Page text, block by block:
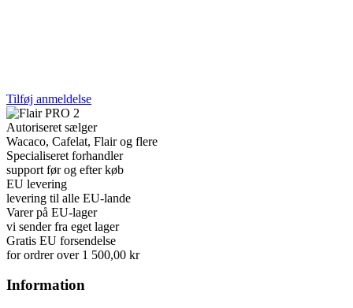
Tilføj anmeldelse
Autoriseret sælger
Wacaco, Cafelat, Flair og flere
Specialiseret forhandler
support før og efter køb
EU levering
levering til alle EU-lande
Varer på EU-lager
vi sender fra eget lager
Gratis EU forsendelse
for ordrer over 1 500,00 kr
Information